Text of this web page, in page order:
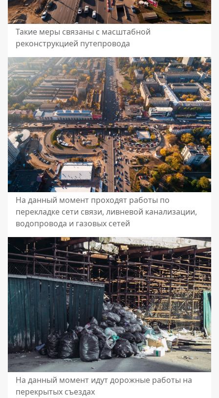
Такие меры связаны с масштабной
реконструкцией путепровода
На данный момент проходят работы по
перекладке сети связи, ливневой канализации,
водопровода и газовых сетей
На данный момент идут дорожные работы на
перекрытых съездах